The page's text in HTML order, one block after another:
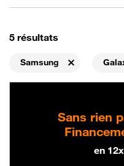
On a trouvé
5 résultats , avec le
Samsung
Sans rien
en